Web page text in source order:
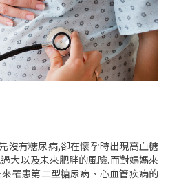
其實很多人並不需要服藥但卻因指
除了有副作用外,2017年有研究指出
管疾病風險.此外,還有研究質疑降血
病.雖然目前關於服用史達汀仍有許
倫理,應充分告知患者風險資訊才能
做出知情的決定.這對於無法確定服
服用史達汀是利大於弊的,因為史達
及預防再次發生心血管疾病.編譯來
不同的方法治療性無能,因為有效的
製藥公司推出威而鋼時,其股價在
賣出的藥丸收入達一億英鎊,即使在2
樣.此藥並非對所有男子有效,很多人
服用藥丸.這份研究的重要性在於糖
可減輕糖尿病,同時也會預防性無能.
切身議題.研究如何進行他們証明關
分析方法".從每一名男性的DNA中
者有關聯,這個風險因素確實提供了
是有關聯.研究人員使用上述方法對
果顯示胰島素阻抗和高血壓是糖尿
沒有糖尿病,卻在懷孕時出現高血糖
大以及未來肥胖的風險.而對媽媽來
罹患第二型糖尿病、心血管疾病的